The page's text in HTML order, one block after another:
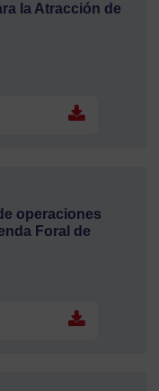
la Atracción de
operaciones
Foral de